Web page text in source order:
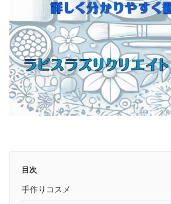
目次
手作りコスメ